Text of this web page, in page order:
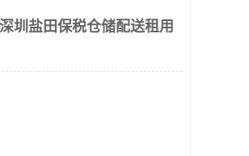
圳盐田保税仓储配送租用